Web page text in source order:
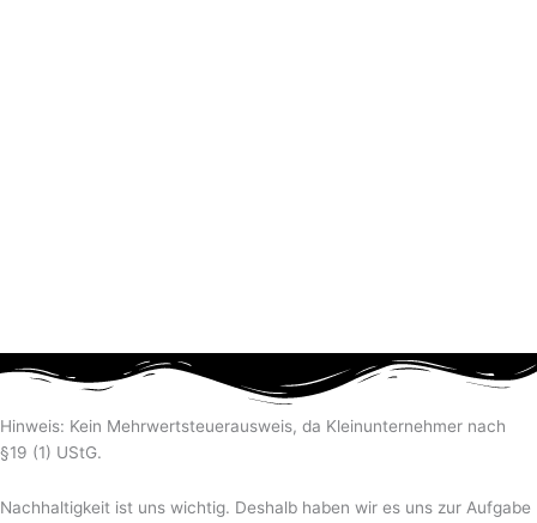
Hinweis: Kein Mehrwertsteuerausweis, da Kleinunternehmer nach
§19 (1) UStG.
Nachhaltigkeit ist uns wichtig. Deshalb haben wir es uns zur Aufgabe